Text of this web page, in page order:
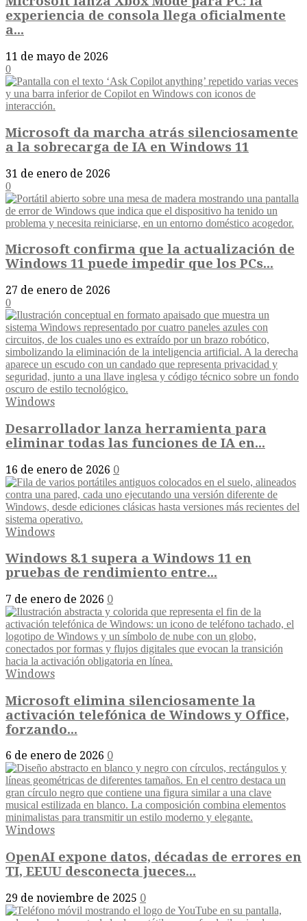
experiencia de consola llega oficialmente
a...
11 de mayo de 2026
0
Microsoft da marcha atrás silenciosamente
a la sobrecarga de IA en Windows 11
31 de enero de 2026
0
Microsoft confirma que la actualización de
Windows 11 puede impedir que los PCs...
27 de enero de 2026
0
Windows
Desarrollador lanza herramienta para
eliminar todas las funciones de IA en...
16 de enero de 2026 0
Windows
Windows 8.1 supera a Windows 11 en
pruebas de rendimiento entre...
7 de enero de 2026 0
Windows
Microsoft elimina silenciosamente la
activación telefónica de Windows y Office,
forzando...
6 de enero de 2026 0
Windows
OpenAI expone datos, décadas de errores en
TI, EEUU desconecta jueces...
29 de noviembre de 2025 0